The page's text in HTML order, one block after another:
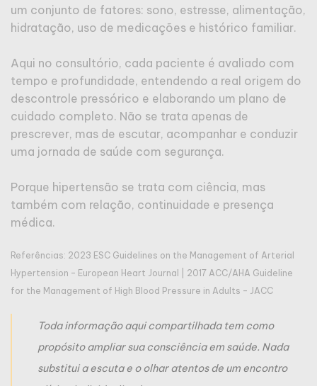
um conjunto de fatores: sono, estresse, alimentação,
hidratação, uso de medicações e histórico familiar.
Aqui no consultório, cada paciente é avaliado com
tempo e profundidade, entendendo a real origem do
descontrole pressórico e elaborando um plano de
cuidado completo. Não se trata apenas de
prescrever, mas de escutar, acompanhar e conduzir
uma jornada de saúde com segurança.
Porque hipertensão se trata com ciência, mas
também com relação, continuidade e presença
médica.
Referências: 2023 ESC Guidelines on the Management of Arterial
Hypertension – European Heart Journal | 2017 ACC/AHA Guideline
for the Management of High Blood Pressure in Adults – JACC
Toda informação aqui compartilhada tem como
propósito ampliar sua consciência em saúde. Nada
substitui a escuta e o olhar atentos de um encontro